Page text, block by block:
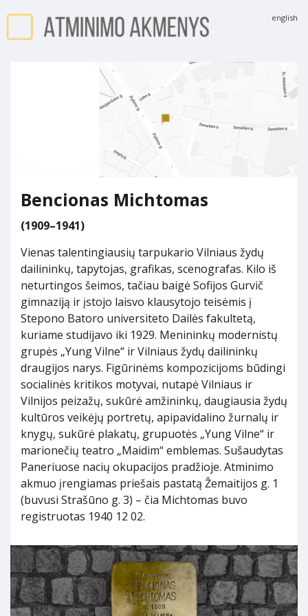
english
Bencionas Michtomas
(1909–1941)
Vienas talentingiausių tarpukario Vilniaus žydų
dailininkų, tapytojas, grafikas, scenografas. Kilo iš
neturtingos šeimos, tačiau baigė Sofijos Gurvič
gimnaziją ir įstojo laisvo klausytojo teisėmis į
Stepono Batoro universiteto Dailės fakultetą,
kuriame studijavo iki 1929. Menininkų modernistų
grupės „Yung Vilne“ ir Vilniaus žydų dailininkų
draugijos narys. Figūrinėms kompozicijoms būdingi
socialinės kritikos motyvai, nutapė Vilniaus ir
Vilnijos peizažų, sukūrė amžininkų, daugiausia žydų
kultūros veikėjų portretų, apipavidalino žurnalų ir
knygų, sukūrė plakatų, grupuotės „Yung Vilne“ ir
marionečių teatro „Maidim“ emblemas. Sušaudytas
Paneriuose nacių okupacijos pradžioje. Atminimo
akmuo įrengiamas priešais pastatą Žemaitijos g. 1
(buvusi Strašūno g. 3) – čia Michtomas buvo
registruotas 1940 12 02.